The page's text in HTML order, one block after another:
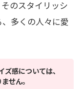
のスタイリッシ
多くの人々に愛
感については、
せん。